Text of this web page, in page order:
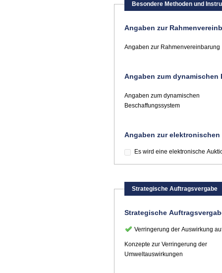
Besondere Methoden und
Angaben zur
Angaben zur Rahmenvereinbarung
Angaben zum
Angaben zum dynamischen
Beschaffungssystem
Angaben zur
Es wird eine elektronische
Strategische Auftragsvergabe
Strategische
Verringerung der Auswirkung
Konzepte zur Verringerung der
Umweltauswirkungen